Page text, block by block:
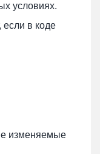
условиях.
в коде
изменяемые